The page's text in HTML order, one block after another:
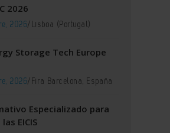
2026
2026/Lisboa (Portugal)
Storage Tech Europe
2026/Fira Barcelona, España
Especializado para
EICIS